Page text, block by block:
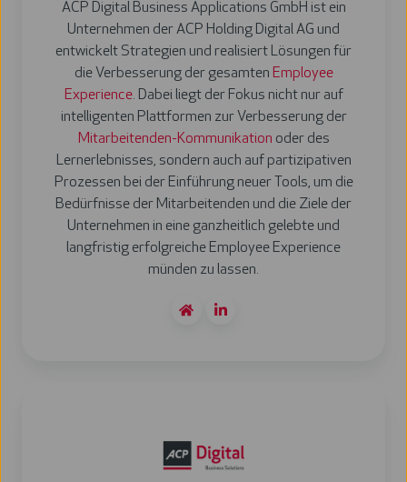
ACP Digital Business Applications GmbH ist ein
Unternehmen der ACP Holding Digital AG und
entwickelt Strategien und realisiert Lösungen für
die Verbesserung der gesamten Employee
Experience. Dabei liegt der Fokus nicht nur auf
intelligenten Plattformen zur Verbesserung der
Mitarbeitenden-Kommunikation oder des
Lernerlebnisses, sondern auch auf partizipativen
Prozessen bei der Einführung neuer Tools, um die
Bedürfnisse der Mitarbeitenden und die Ziele der
Unternehmen in eine ganzheitlich gelebte und
langfristig erfolgreiche Employee Experience
münden zu lassen.
Business
Solutions